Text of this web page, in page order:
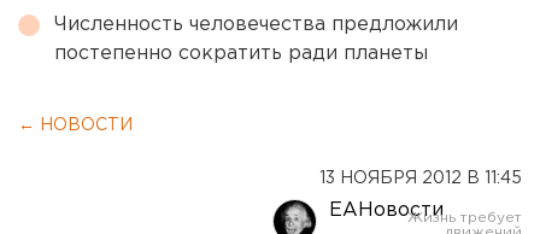
Численность человечества предложили
постепенно сократить ради планеты
← НОВОСТИ
13 НОЯБРЯ 2012 В 11:45
ЕАНовости